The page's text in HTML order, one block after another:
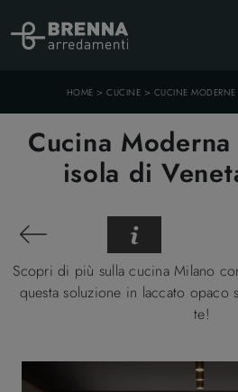
HOME >CUCINE > CUCINE MODERNE
Cucina
isola di
Scopri di più sulla cucina Milano
questa soluzione in laccato opaco
te!